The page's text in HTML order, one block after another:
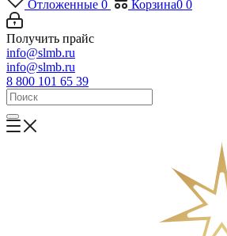
Отложенные 0 Корзина0 0
Получить прайс
info@slmb.ru
info@slmb.ru
8 800 101 65 39